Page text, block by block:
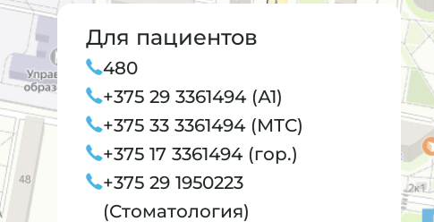
Для пациентов
480
+375 29 3361494 (А1)
+375 33 3361494 (МТС)
+375 17 3361494 (гор.)
+375 29 1950223
(Стоматология)